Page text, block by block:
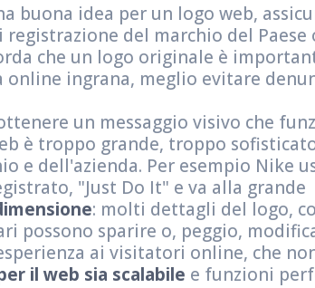
buona idea per un logo web,
del marchio del
che un logo originale è
ingrana, meglio evitare
un messaggio visivo che
è troppo grande, troppo
e dell'azienda. Per esempio Nike
"Just Do It" e va alla grande
: molti dettagli del logo,
possono sparire o, peggio,
ai visitatori online, che
il web sia scalabile e funzioni